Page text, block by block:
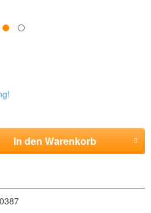
In denWarenkorb